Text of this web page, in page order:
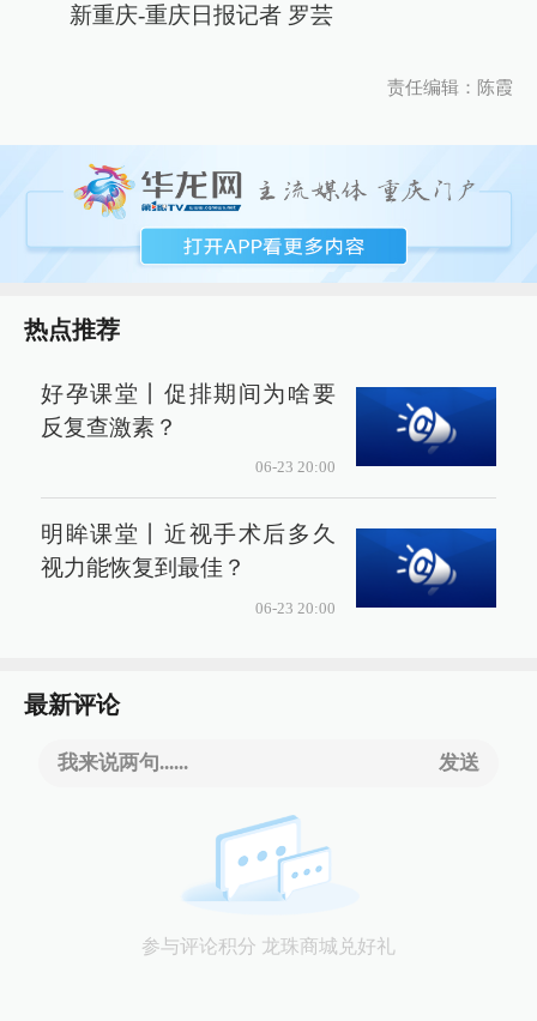
新重庆-重庆日报记者 罗芸
责任编辑：陈霞
热点推荐
好孕课堂丨促排期间为啥要
反复查激素？
06-23 20:00
明眸课堂丨近视手术后多久
视力能恢复到最佳？
06-23 20:00
最新评论
我来说两句...... 发送
参与评论积分 龙珠商城兑好礼